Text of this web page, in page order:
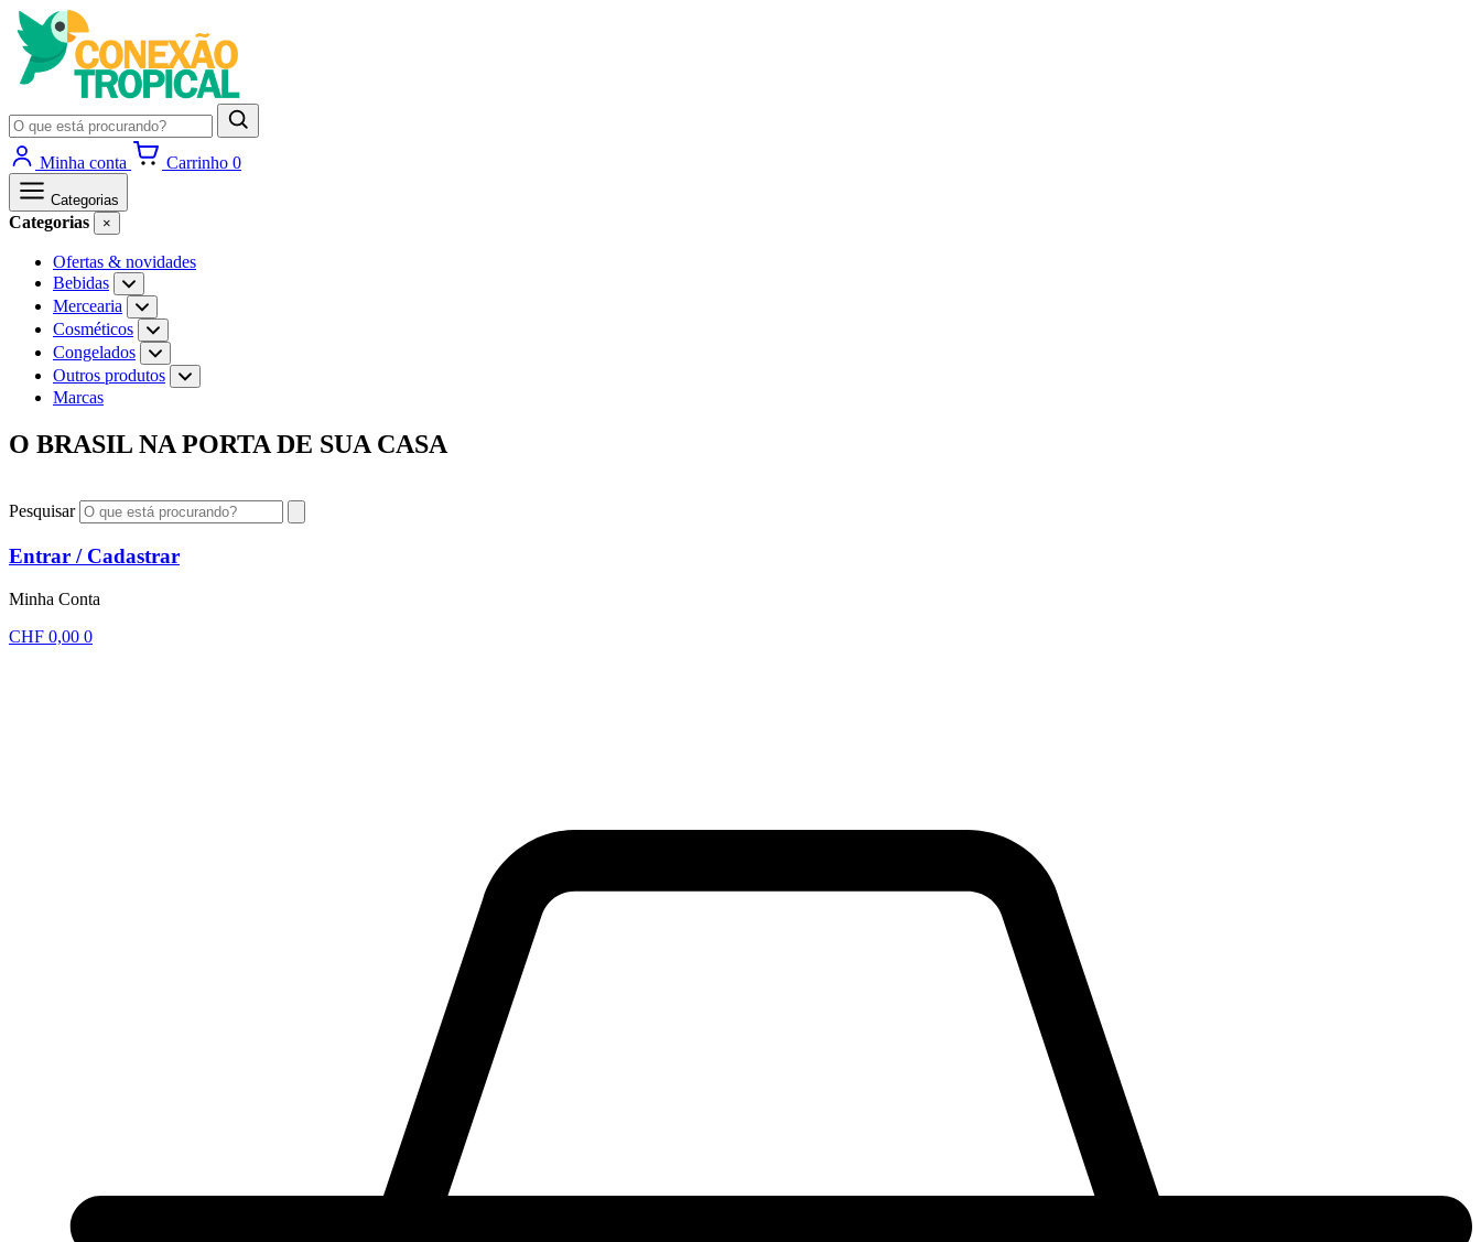
Pesquisar
produtos
Minha conta
Carrinho 0
Categorias
Categorias ×
Ofertas & novidades
Bebidas
Abrir
subcategorias
de
Bebidas
Mercearia
Abrir
subcategorias
de
Mercearia
Cosméticos
Abrir
subcategorias
de
Cosméticos
Congelados
Abrir
subcategorias
de
Outros produtos
Abrir
subcategorias
produtos
Marcas
Ir
para
O BRASIL NA PORTA DE SUA CASA
Pesquisar
Entrar / Cadastrar
Minha Conta
CHF 0,00 0